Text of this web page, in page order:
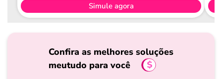
Simule agora
Confira as melhores soluções
meutudo para você